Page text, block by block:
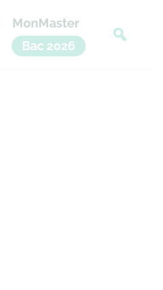
MonMaster
Bac 2026